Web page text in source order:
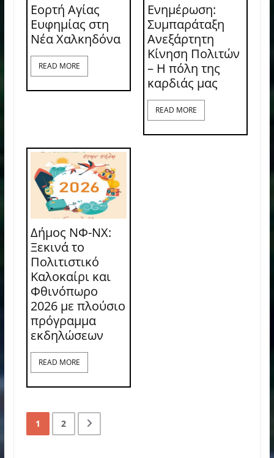
Εορτή Αγίας
Ευφημίας στη
Νέα Χαλκηδόνα
READ MORE
Ενημέρωση:
Συμπαράταξη
Ανεξάρτητη
Κίνηση Πολιτών
– Η πόλη της
καρδιάς μας
READ MORE
Δήμος ΝΦ-ΝΧ:
Ξεκινά το
Πολιτιστικό
Καλοκαίρι και
Φθινόπωρο
2026 με πλούσιο
πρόγραμμα
εκδηλώσεων
READ MORE
1 2